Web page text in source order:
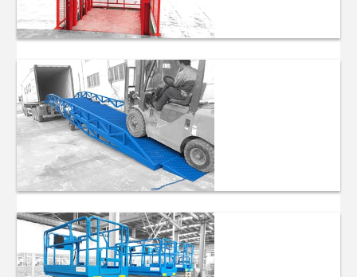
Monte-charge
hydraulique
Niveleur de
quai
hydraulique